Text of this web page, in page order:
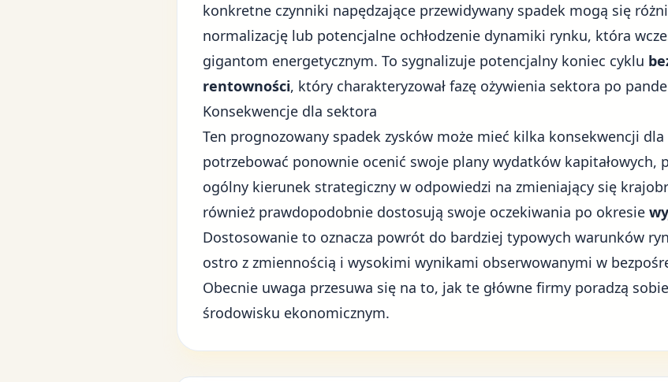
konkretne czynniki napędzające przewidywany spadek mogą się
normalizację lub potencjalne ochłodzenie dynamiki rynku, która
gigantom energetycznym. To sygnalizuje potencjalny koniec cyklu
rentowności, który charakteryzował fazę ożywienia sektora po
Konsekwencje dla sektora
Ten prognozowany spadek zysków może mieć kilka konsekwencji dla
potrzebować ponownie ocenić swoje plany wydatków kapitałowych,
ogólny kierunek strategiczny w odpowiedzi na zmieniający się
również prawdopodobnie dostosują swoje oczekiwania po okresie
Dostosowanie to oznacza powrót do bardziej typowych warunków
ostro z zmiennością i wysokimi wynikami obserwowanymi w
Obecnie uwaga przesuwa się na to, jak te główne firmy poradzą
środowisku ekonomicznym.